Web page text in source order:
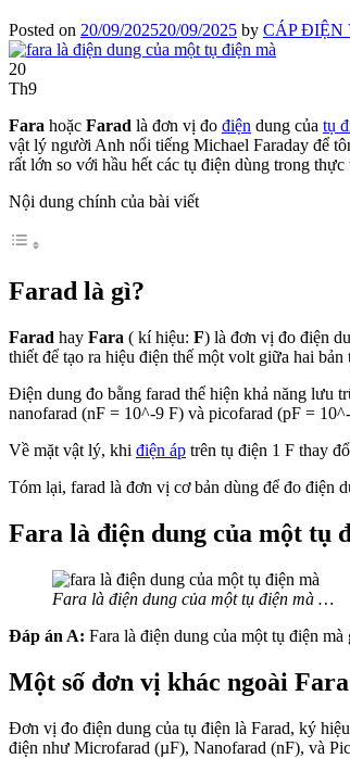
Posted on 20/09/202520/09/2025 by CÁP ĐIỆN
20
Th9
Fara hoặc Farad là đơn vị đo điện dung của tụ
vật lý người Anh nổi tiếng Michael Faraday để
rất lớn so với hầu hết các tụ điện dùng trong thực
Nội dung chính của bài viết
Farad là gì?
Farad hay Fara ( kí hiệu: F) là đơn vị đo điện
thiết để tạo ra hiệu điện thế một volt giữa hai
Điện dung đo bằng farad thể hiện khả năng lưu
nanofarad (nF = 10^-9 F) và picofarad (pF =
Về mặt vật lý, khi điện áp trên tụ điện 1 F thay
Tóm lại, farad là đơn vị cơ bản dùng để đo điện
Fara là điện dung của một tụ
Fara là điện dung của một tụ điện mà …
Đáp án A: Fara là điện dung của một tụ điện
Một số đơn vị khác ngoài
Đơn vị đo điện dung của tụ điện là Farad, ký
điện như Microfarad (µF), Nanofarad (nF), và